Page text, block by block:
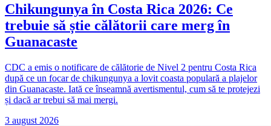
Chikungunya în Costa Rica 2026: Ce
trebuie să știe călătorii care merg în
Guanacaste
CDC a emis o notificare de călătorie de Nivel 2 pentru Costa Rica
după ce un focar de chikungunya a lovit coasta populară a plajelor
din Guanacaste. Iată ce înseamnă avertismentul, cum să te protejezi
și dacă ar trebui să mai mergi.
3 august 2026